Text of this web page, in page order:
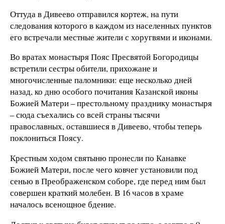
Оттуда в Дивеево отправился кортеж, на пути
следования которого в каждом из населенных пунктов
его встречали местные жители с хоругвями и иконами.
Во вратах монастыря Пояс Пресвятой Богородицы
встретили сестры обители, прихожане и
многочисленные паломники: еще несколько дней
назад, ко дню особого почитания Казанской иконы
Божией Матери – престольному празднику монастыря
– сюда съехались со всей страны тысячи
православных, оставшиеся в Дивеево, чтобы теперь
поклониться Поясу.
Крестным ходом святыню пронесли по Канавке
Божией Матери, после чего ковчег установили под
сенью в Преображенском соборе, где перед ним был
совершен краткий молебен. В 16 часов в храме
началось всенощное бдение.